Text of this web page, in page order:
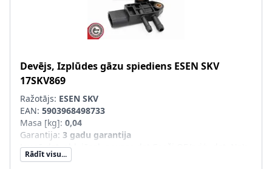
Devējs, Izplūdes gāzu spiediens ESEN SKV
17SKV869
Ražotājs: ESEN SKV
EAN: 5903968498733
Masa [kg]: 0,04
Garantija: 3 gadu garantija
Jaunā det. obl. jāsal. ar veco det.(īpaši OE/oriģ. det. Nr.)
Rādīt visu...